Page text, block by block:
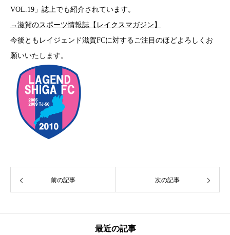
VOL.19」誌上でも紹介されています。
→滋賀のスポーツ情報誌【レイクスマガジン】
今後ともレイジェンド滋賀FCに対するご注目のほどよろしくお
願いいたします。
前の記事 次の記事
最近の記事